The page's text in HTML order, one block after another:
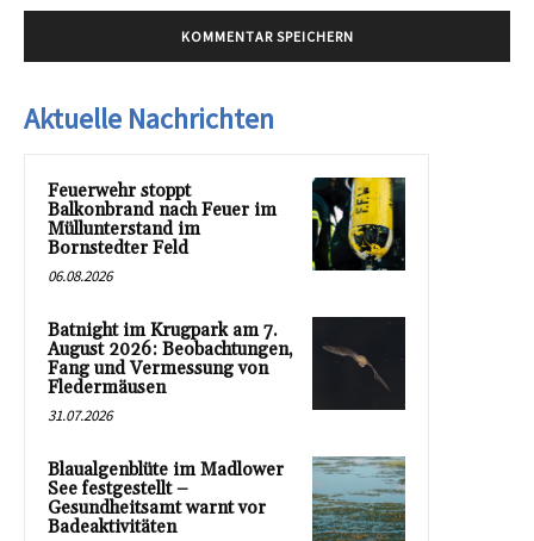
Aktuelle Nachrichten
Feuerwehr stoppt
Balkonbrand nach Feuer im
Müllunterstand im
Bornstedter Feld
06.08.2026
Batnight im Krugpark am 7.
August 2026: Beobachtungen,
Fang und Vermessung von
Fledermäusen
31.07.2026
Blaualgenblüte im Madlower
See festgestellt –
Gesundheitsamt warnt vor
Badeaktivitäten